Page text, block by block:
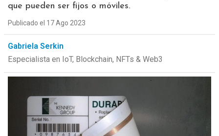
que pueden ser fijos o móviles.
Publicado el 17 Ago 2023
Gabriela Serkin
Especialista en IoT, Blockchain, NFTs & Web3